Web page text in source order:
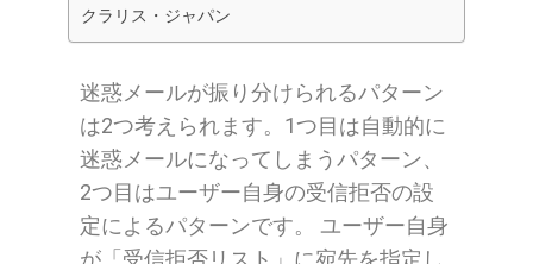
クラリス・ジャパン
迷惑メールが振り分けられるパターン
は2つ考えられます。1つ目は自動的に
迷惑メールになってしまうパターン、
2つ目はユーザー自身の受信拒否の設
定によるパターンです。 ユーザー自身
が「受信拒否リスト」に宛先を指定し